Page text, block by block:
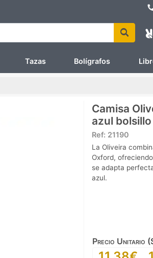
Tazas Bolígrafos
Camisa
azul
Ref: 21190
La Oliveira
Oxford,
se adapta
azul.
Precio Unitario